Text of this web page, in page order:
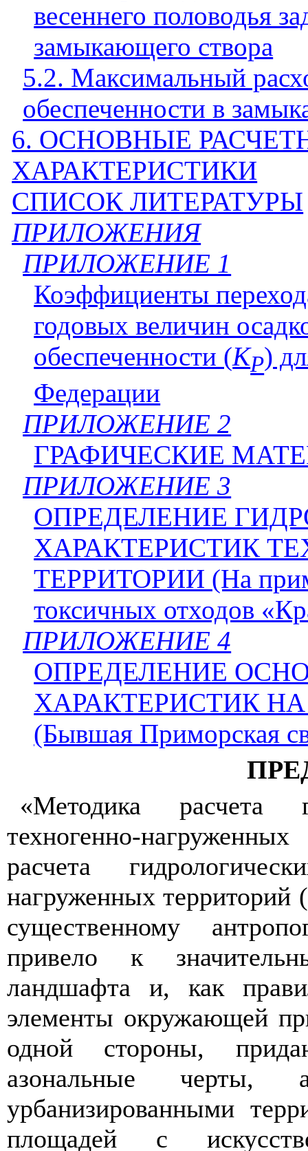
весеннего половодья
замыкающего створа
5.2. Максимальный
обеспеченности в
6. ОСНОВНЫЕ
ХАРАКТЕРИСТИКИ
СПИСОК ЛИТЕРАТУРЫ
ПРИЛОЖЕНИЯ
ПРИЛОЖЕНИЕ 1
Коэффициенты
годовых величин
обеспеченности (KP)
Федерации
ПРИЛОЖЕНИЕ 2
ГРАФИЧЕСКИЕ
ПРИЛОЖЕНИЕ 3
ОПРЕДЕЛЕНИЕ
ХАРАКТЕРИСТИК
ТЕРРИТОРИИ (На
токсичных отходов
ПРИЛОЖЕНИЕ 4
ОПРЕДЕЛЕНИЕ
ХАРАКТЕРИСТИК
(Бывшая Приморская
«Методика расчета
техногенно-
расчета
нагруженных
существенному
привело к
ландшафта и, как
элементы окружающей
одной стороны,
азональные
урбанизированными
площадей с